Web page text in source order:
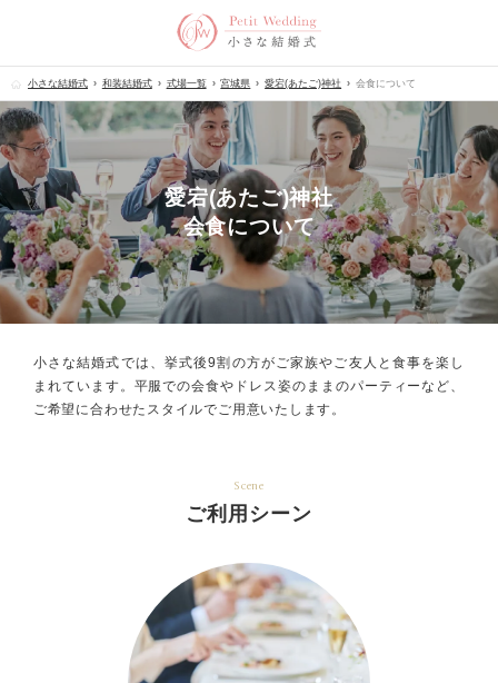
小さな結婚式 和装結婚式 式場一覧 宮城県 愛宕(あたご)神社 会食について
愛宕(あたご)神社
会食について
小さな結婚式では、挙式後9割の方がご家族やご友人と食事を楽し
まれています。 平服での会食やドレス姿のままのパーティーなど、
ご希望に合わせたスタイルでご用意いたします。
Scene
ご利用シーン